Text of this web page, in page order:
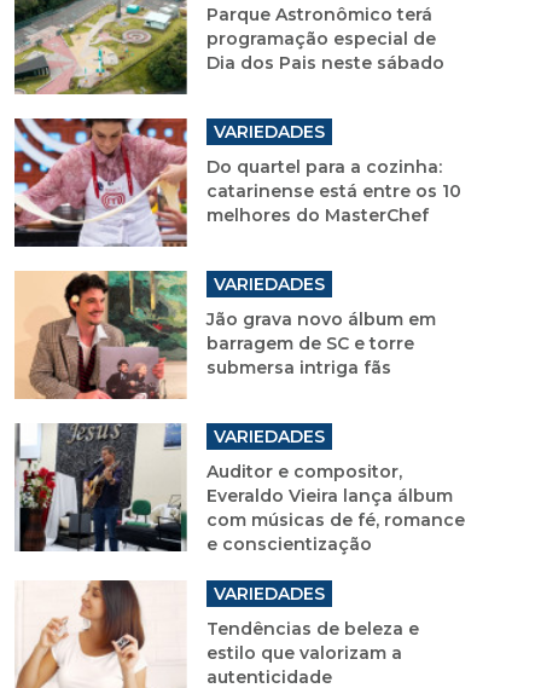
Parque Astronômico terá
programação especial de
Dia dos Pais neste sábado
VARIEDADES
Do quartel para a cozinha:
catarinense está entre os 10
melhores do MasterChef
VARIEDADES
Jão grava novo álbum em
barragem de SC e torre
submersa intriga fãs
VARIEDADES
Auditor e compositor,
Everaldo Vieira lança álbum
com músicas de fé, romance
e conscientização
VARIEDADES
Tendências de beleza e
estilo que valorizam a
autenticidade